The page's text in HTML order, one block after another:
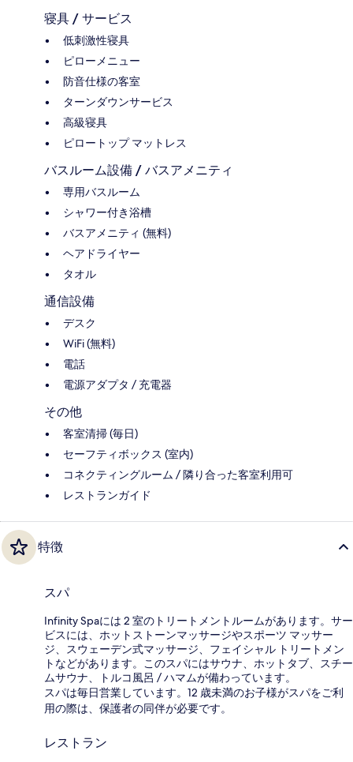
寝具 / サービス
低刺激性寝具
ピローメニュー
防音仕様の客室
ターンダウンサービス
高級寝具
ピロートップ マットレス
バスルーム設備 / バスアメニティ
専用バスルーム
シャワー付き浴槽
バスアメニティ (無料)
ヘアドライヤー
タオル
通信設備
デスク
WiFi (無料)
電話
電源アダプタ / 充電器
その他
客室清掃 (毎日)
セーフティボックス (室内)
コネクティングルーム / 隣り合った客室利用可
レストランガイド
特徴
スパ
Infinity Spaには 2 室のトリートメントルームがあります。サー
ビスには、ホットストーンマッサージやスポーツ マッサー
ジ、スウェーデン式マッサージ、フェイシャル トリートメン
トなどがあります。このスパにはサウナ、ホットタブ、スチー
ムサウナ、トルコ風呂 / ハマムが備わっています。
スパは毎日営業しています。12 歳未満のお子様がスパをご利
用の際は、保護者の同伴が必要です。
レストラン